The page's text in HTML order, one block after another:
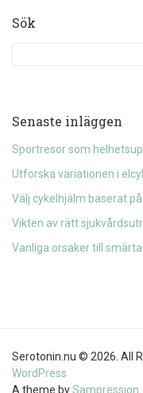
Sök
Senaste inläggen
Sportresor som
Utforska variationen i
Välj cykelhjälm baserat
Vikten av rätt
Vanliga orsaker till
Serotonin.nu © 2026. All
WordPress
A theme bySampression